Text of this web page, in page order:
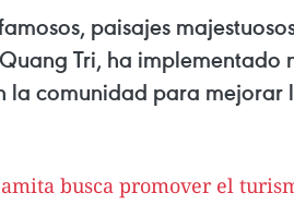
paisajes
Tri, ha
la comunidad para mejorar